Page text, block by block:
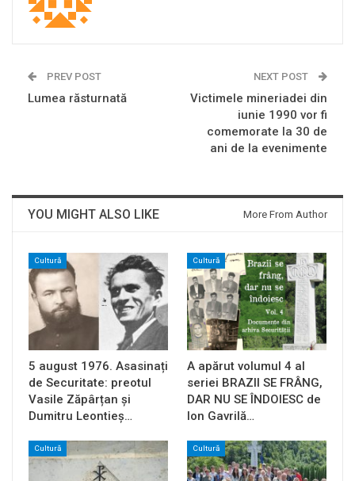
PREV POST
Lumea răsturnată
NEXT POST
Victimele mineriadei din
iunie 1990 vor fi
comemorate la 30 de
ani de la evenimente
YOU MIGHT ALSO LIKE More From Author
Cultură
5 august 1976. Asasinați
de Securitate: preotul
Vasile Zăpârțan și
Dumitru Leontieș…
Cultură
A apărut volumul 4 al
seriei BRAZII SE FRÂNG,
DAR NU SE ÎNDOIESC de
Ion Gavrilă…
Cultură Cultură